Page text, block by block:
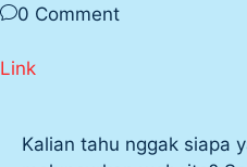
0 Comment
Link
Kalian tahu nggak siapa